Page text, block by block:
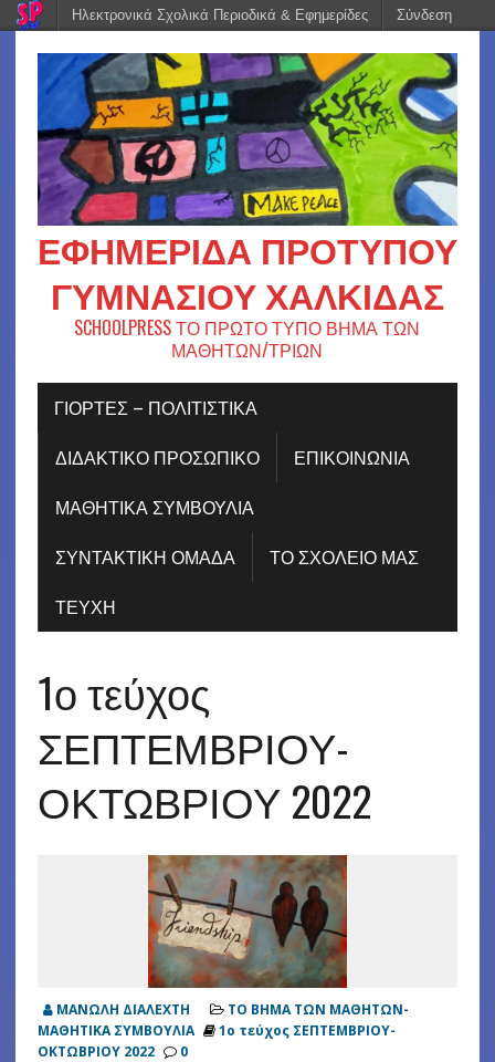
ΕΦΗΜΕΡΊΔΑ ΠΡΟΤΎΠΟΥ
ΓΥΜΝΑΣΊΟΥ ΧΑΛΚΊΔΑΣ
SCHOOLPRESS ΤΟ ΠΡΩΤΟ ΤΥΠΟ ΒΗΜΑ ΤΩΝ
ΜΑΘΗΤΩΝ/ΤΡΙΩΝ
ΓΙΟΡΤΈΣ – ΠΟΛΙΤΙΣΤΙΚΆ
ΔΙΔΑΚΤΙΚΟ ΠΡΟΣΩΠΙΚΟ
ΕΠΙΚΟΙΝΩΝΙΑ
ΜΑΘΗΤΙΚΑ ΣΥΜΒΟΥΛΙΑ
ΣΥΝΤΑΚΤΙΚΗ ΟΜΑΔΑ
ΤΟ ΣΧΟΛΕΙΟ ΜΑΣ
ΤΕΥΧΗ
1ο τεύχος
ΣΕΠΤΕΜΒΡΙΟΥ-
ΟΚΤΩΒΡΙΟΥ 2022
ΜΑΝΩΛΗ ΔΙΑΛΕΧΤΗ
ΤΟ ΒΗΜΑ ΤΩΝ ΜΑΘΗΤΩΝ-
ΜΑΘΗΤΙΚΑ ΣΥΜΒΟΥΛΙΑ
1ο τεύχος ΣΕΠΤΕΜΒΡΙΟΥ-
ΟΚΤΩΒΡΙΟΥ 2022
0
Ηλεκτρονικά Σχολικά Περιοδικά & Εφημερίδες Σύνδεση